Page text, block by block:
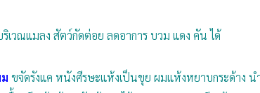
ริเวณแมลง สัตว์กัดต่อย ลดอาการ บวม แดง คัน ได้
ขจัดรังแค หนังศีรษะแห้งเป็นขุย ผมแห้งหยาบกระด้าง น